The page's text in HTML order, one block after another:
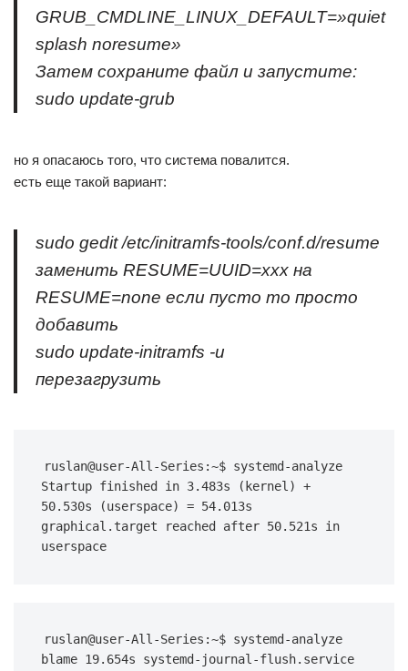
GRUB_CMDLINE_LINUX_DEFAULT=»quiet
splash noresume»
Затем сохраните файл и запустите:
sudo update-grub
но я опасаюсь того, что система повалится.
есть еще такой вариант:
sudo gedit /etc/initramfs-tools/conf.d/resume
заменить RESUME=UUID=xxx на
RESUME=none если пусто то просто
добавить
sudo update-initramfs -u
перезагрузить
ruslan@user-All-Series:~$ systemd-analyze
Startup finished in 3.483s (kernel) +
50.530s (userspace) = 54.013s
graphical.target reached after 50.521s in
userspace
ruslan@user-All-Series:~$ systemd-analyze
blame 19.654s systemd-journal-flush.service